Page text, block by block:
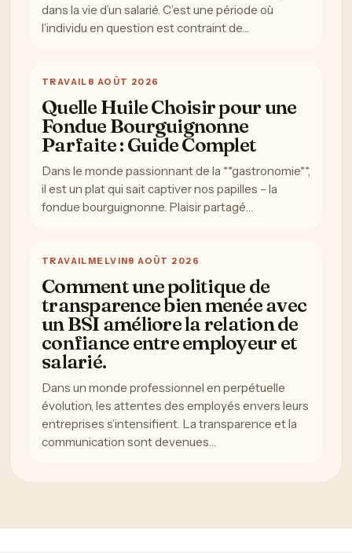
dans la vie d’un salarié. C’est une période où
l’individu en question est contraint de…
TRAVAIL 8 AOÛT 2026
Quelle Huile Choisir pour une
Fondue Bourguignonne
Parfaite : Guide Complet
Dans le monde passionnant de la **gastronomie**,
il est un plat qui sait captiver nos papilles – la
fondue bourguignonne. Plaisir partagé…
TRAVAIL MELVIN8 AOÛT 2026
Comment une politique de
transparence bien menée avec
un BSI améliore la relation de
confiance entre employeur et
salarié.
Dans un monde professionnel en perpétuelle
évolution, les attentes des employés envers leurs
entreprises s’intensifient. La transparence et la
communication sont devenues…